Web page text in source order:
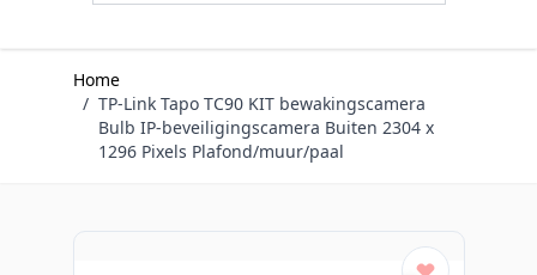
Home
/ TP-Link Tapo TC90 KIT bewakingscamera
Bulb IP-beveiligingscamera Buiten 2304 x
1296 Pixels Plafond/muur/paal